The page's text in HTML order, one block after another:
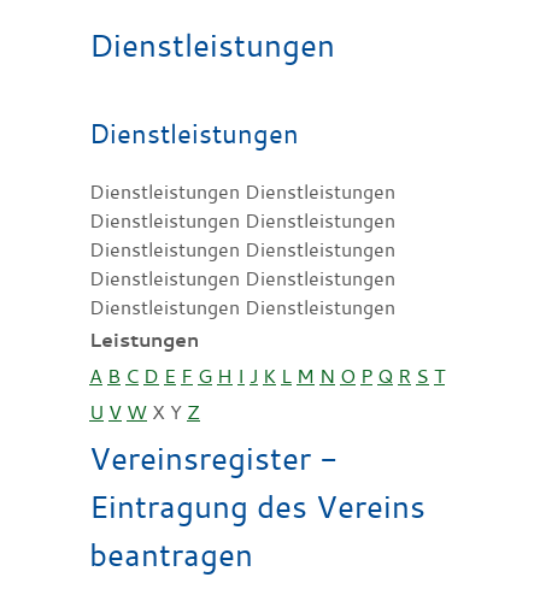
Dienstleistungen
Dienstleistungen
Dienstleistungen Dienstleistungen
Dienstleistungen Dienstleistungen
Dienstleistungen Dienstleistungen
Dienstleistungen Dienstleistungen
Dienstleistungen Dienstleistungen
Leistungen
A B C D E F G H I J K L M N O P Q R S T
U V W X Y Z
Vereinsregister -
Eintragung des Vereins
beantragen